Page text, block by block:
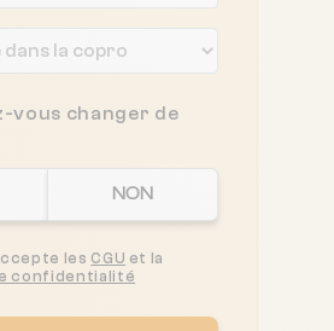
vous changer de
NON
les CGU et la
confidentialité